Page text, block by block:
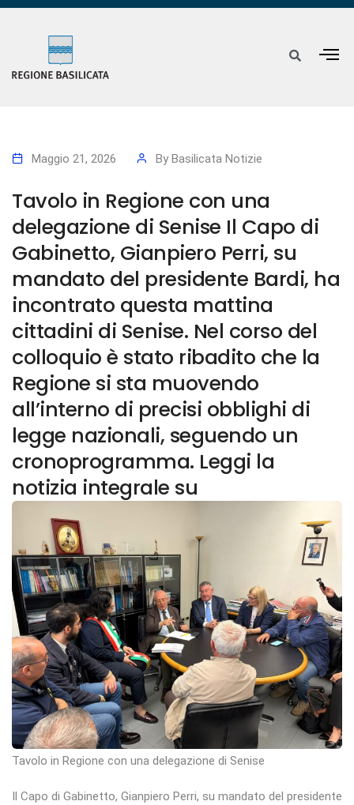
Maggio 21, 2026 By Basilicata Notizie
Tavolo in Regione con una
delegazione di Senise Il Capo di
Gabinetto, Gianpiero Perri, su
mandato del presidente Bardi, ha
incontrato questa mattina
cittadini di Senise. Nel corso del
colloquio è stato ribadito che la
Regione si sta muovendo
all’interno di precisi obblighi di
legge nazionali, seguendo un
cronoprogramma. Leggi la
notizia integrale su
Tavolo in Regione con una delegazione di Senise
Il Capo di Gabinetto, Gianpiero Perri, su mandato del presidente